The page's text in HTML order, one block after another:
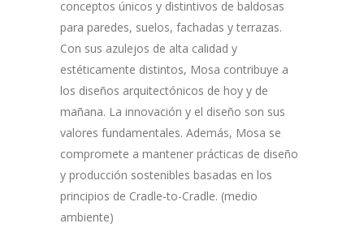
conceptos únicos y distintivos de baldosas
para paredes, suelos, fachadas y terrazas.
Con sus azulejos de alta calidad y
estéticamente distintos, Mosa contribuye a
los diseños arquitectónicos de hoy y de
mañana. La innovación y el diseño son sus
valores fundamentales. Además, Mosa se
compromete a mantener prácticas de diseño
y producción sostenibles basadas en los
principios de Cradle-to-Cradle. (medio
ambiente)